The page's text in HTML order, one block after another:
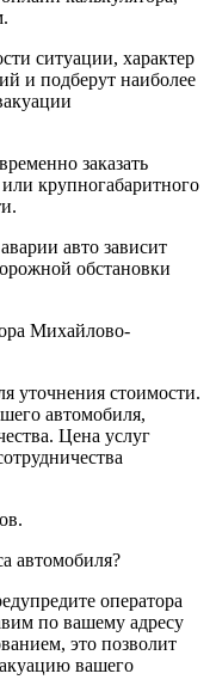
ситуации, характер
и подберут наиболее
заказать
крупногабаритного
авто зависит
обстановки
Михайлово-
уточнения стоимости.
автомобиля,
Цена услуг
автомобиля?
оператора
по вашему адресу
это позволит
вашего